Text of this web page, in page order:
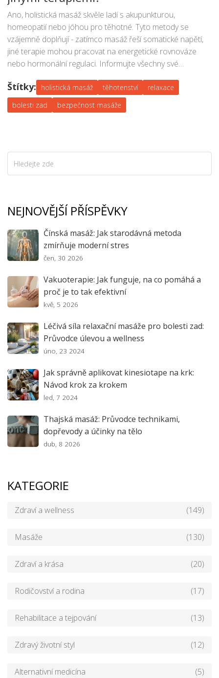
Ano, holistická masáž skvěle ladí s akupunkturou,
homeopatií nebo jóhou pro těhotné. Tyto metody se
vzájemně doplňují - zatímco masáž řeší somatické napětí,
jiné terapie mohou pracovat na energetické rovnováze
nebo hormonální regulaci. Informujte všechny své
překrytím nebo konfliktům.
Štítky: holistická masáž těhotenství
relaxace
bolesti zad
bezpečnost masáže
NEJNOVĚJŠÍ PŘÍSPĚVKY
Čínská masáž: Jak starodávná metoda
zmírňuje moderní stres
čen, 30 2026
Vakuoterapie: Jak funguje, na co pomáhá a
proč je to tak efektivní
kvě, 5 2026
Léčivá síla relaxační masáže pro bolesti zad:
Průvodce úlevou a wellness
úno, 23 2024
Jak správně aplikovat kinesiotape na krk:
Návod krok za krokem
led, 7 2024
Thajská masáž: Průvodce technikami,
dopřevody a účinky na tělo
dub, 8 2026
KATEGORIE
Zdraví a wellness (149)
Masáže (130)
Zdraví a krása (20)
Rodičovství a rodina (17)
Rehabilitace a tejpování (13)
Zdravý životní styl (12)
Alternativní medicína (5)